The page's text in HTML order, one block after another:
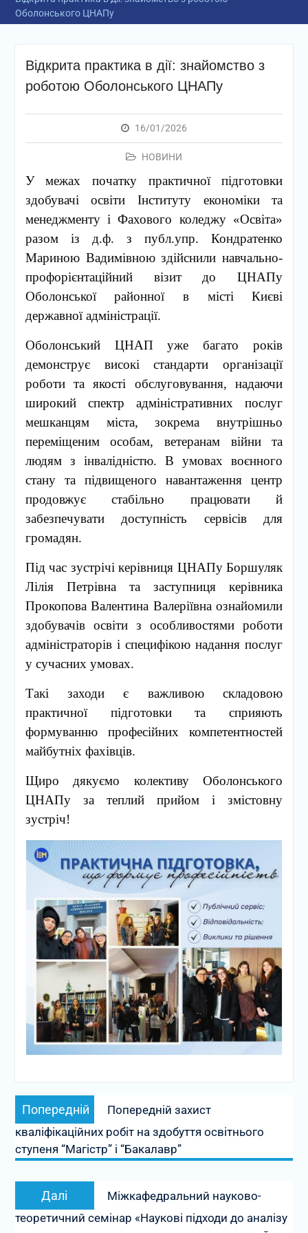
Оболонського ЦНАПу
Відкрита практика в дії: знайомство з
роботою Оболонського ЦНАПу
16/01/2026
НОВИНИ
У межах початку практичної підготовки
здобувачі освіти Інституту економіки та
менеджменту і Фахового коледжу «Освіта»
разом із д.ф. з публ.упр. Кондратенко
Мариною Вадимівною здійснили навчально-
профорієнтаційний візит до ЦНАПу
Оболонської районної в місті Києві
державної адміністрації.
Оболонський ЦНАП уже багато років
демонструє високі стандарти організації
роботи та якості обслуговування, надаючи
широкий спектр адміністративних послуг
мешканцям міста, зокрема внутрішньо
переміщеним особам, ветеранам війни та
людям з інвалідністю. В умовах воєнного
стану та підвищеного навантаження центр
продовжує стабільно працювати й
забезпечувати доступність сервісів для
громадян.
Під час зустрічі керівниця ЦНАПу Боршуляк
Лілія Петрівна та заступниця керівника
Прокопова Валентина Валеріївна ознайомили
здобувачів освіти з особливостями роботи
адміністраторів і специфікою надання послуг
у сучасних умовах.
Такі заходи є важливою складовою
практичної підготовки та сприяють
формуванню професійних компетентностей
майбутніх фахівців.
Щиро дякуємо колективу Оболонського
ЦНАПу за теплий прийом і змістовну
зустріч!
Навігація
записів
Попередній
Попередній
запис:
Попередній захист
кваліфікаційних робіт на здобуття освітнього
ступеня “Магістр” і “Бакалавр”
Далі
Наступний
запис:
Міжкафедральний науково-
теоретичний семінар «Наукові підходи до аналізу